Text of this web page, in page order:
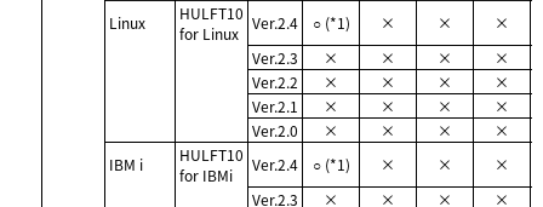
Linux
HULFT10
for Linux
Ver.2.4 ○ (*1) × ×
×
Ver.2.3
× × ×
×
Ver.2.2
× × ×
×
Ver.2.1
× × ×
×
Ver.2.0
× × ×
×
IBM i
HULFT10
for IBMi
Ver.2.4 ○ (*1) × ×
×
Ver.2.3
× × ×
×